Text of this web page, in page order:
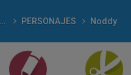
PERSONAJES Noddy